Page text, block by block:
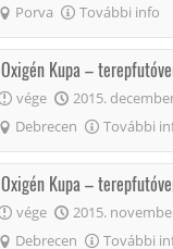
Porva
További info
Oxigén Kupa –
vége 2015.
Debrecen
További
Oxigén Kupa –
vége 2015.
Debrecen
További